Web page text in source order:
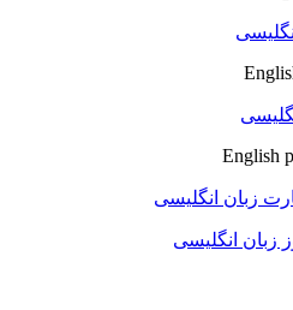
English
زبان انگلیسی
زبان انگلیسی